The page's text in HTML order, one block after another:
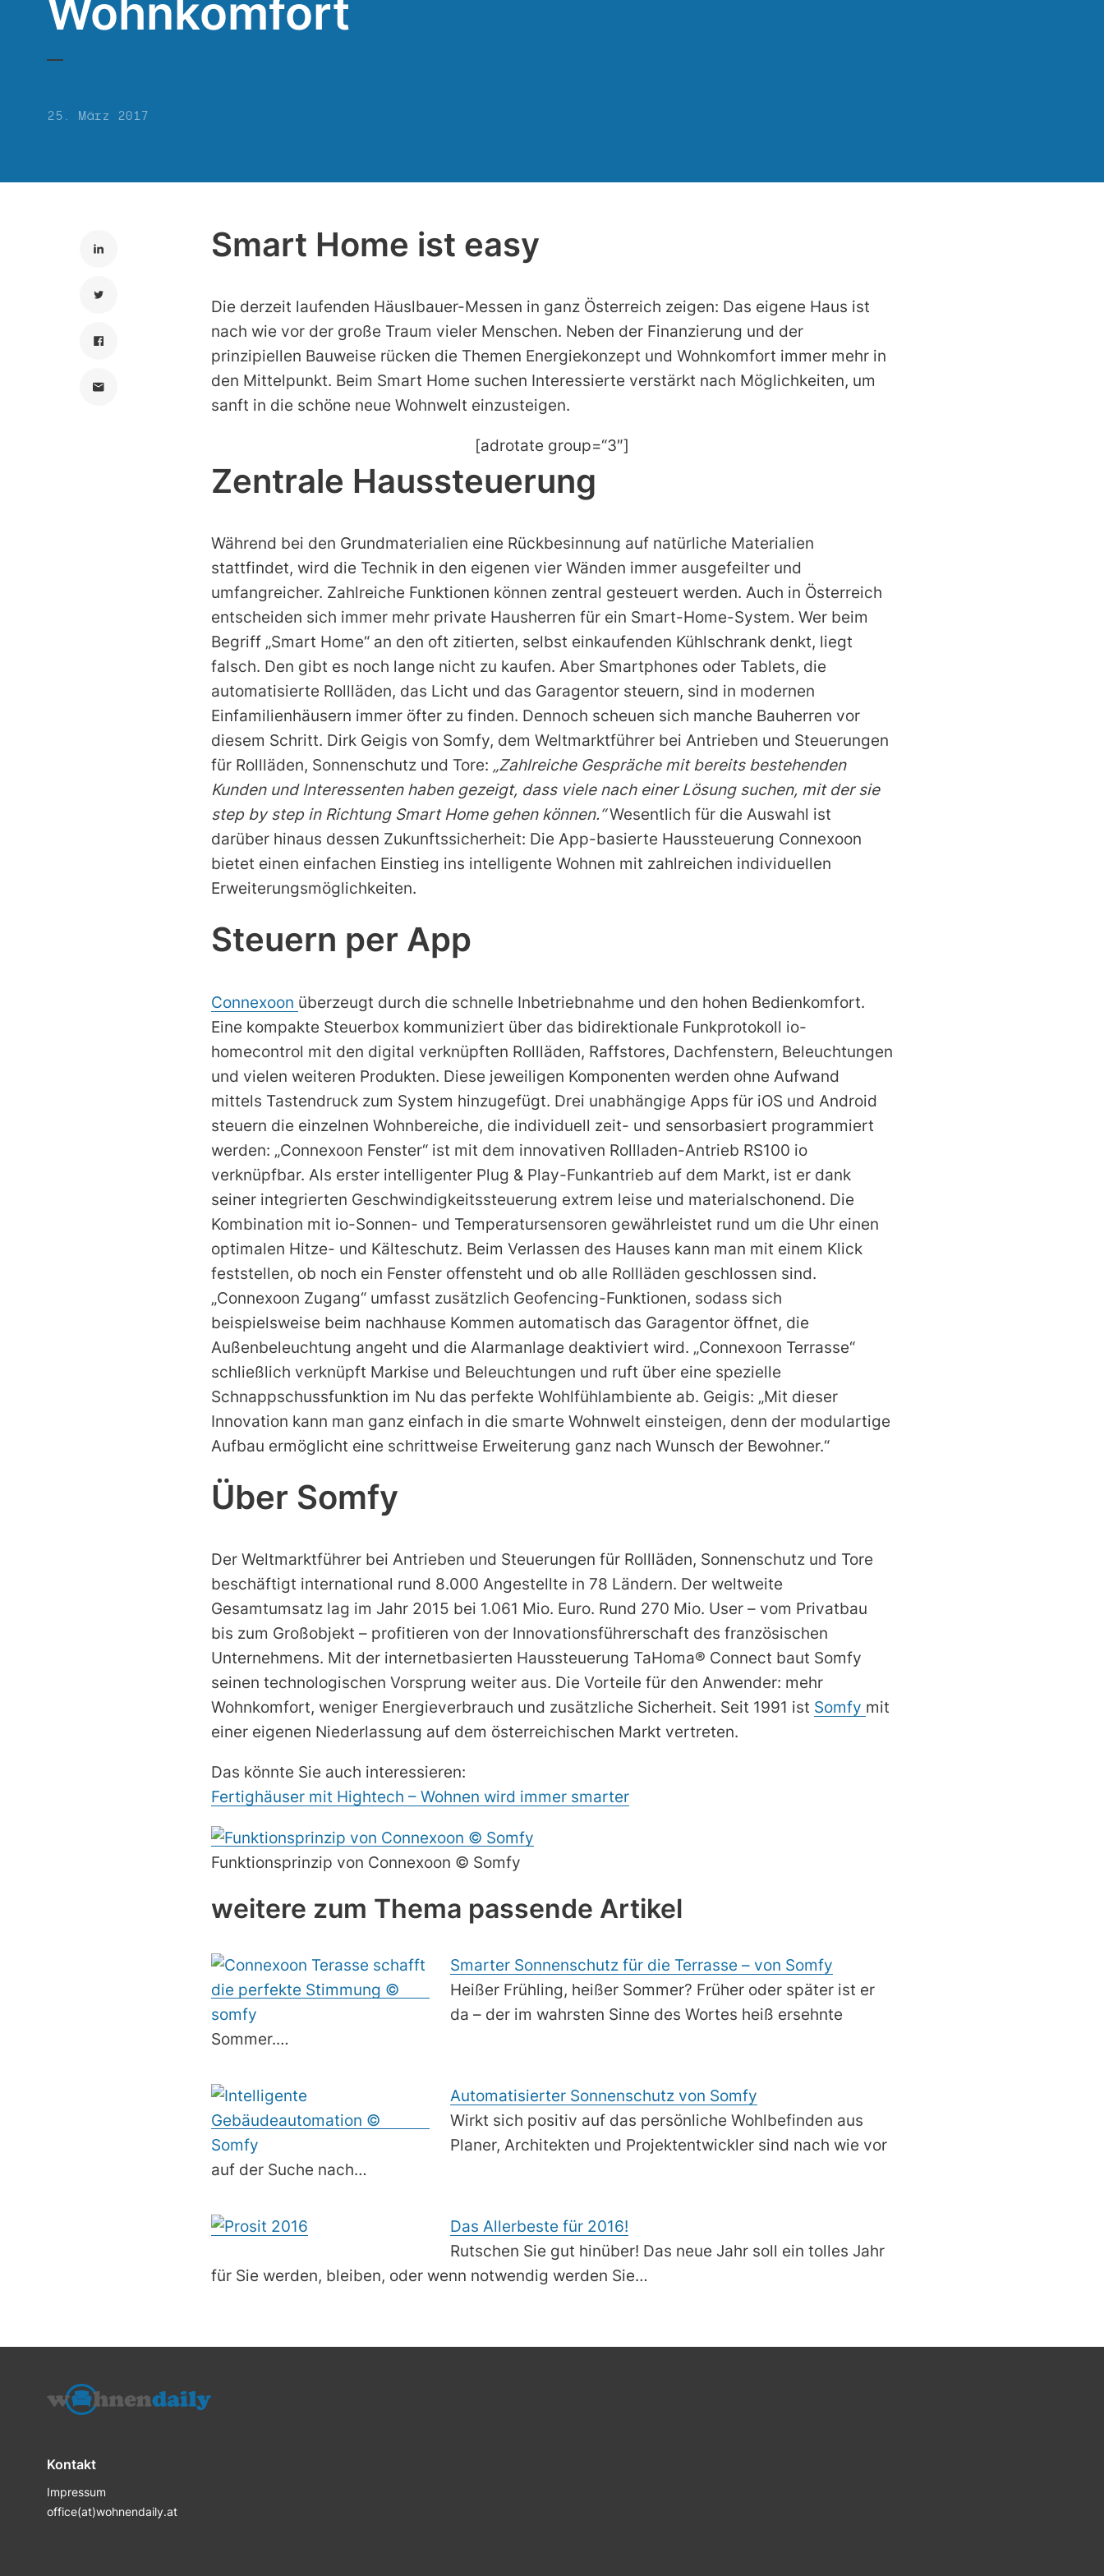
Wohnkomfort
25. März 2017
Smart Home ist easy
Die derzeit laufenden Häuslbauer-Messen in ganz Österreich zeigen: Das eigene Haus ist
nach wie vor der große Traum vieler Menschen. Neben der Finanzierung und der
prinzipiellen Bauweise rücken die Themen Energiekonzept und Wohnkomfort immer mehr in
den Mittelpunkt. Beim Smart Home suchen Interessierte verstärkt nach Möglichkeiten, um
sanft in die schöne neue Wohnwelt einzusteigen.
[adrotate group=“3″]
Zentrale Haussteuerung
Während bei den Grundmaterialien eine Rückbesinnung auf natürliche Materialien
stattfindet, wird die Technik in den eigenen vier Wänden immer ausgefeilter und
umfangreicher. Zahlreiche Funktionen können zentral gesteuert werden. Auch in Österreich
entscheiden sich immer mehr private Hausherren für ein Smart-Home-System. Wer beim
Begriff „Smart Home“ an den oft zitierten, selbst einkaufenden Kühlschrank denkt, liegt
falsch. Den gibt es noch lange nicht zu kaufen. Aber Smartphones oder Tablets, die
automatisierte Rollläden, das Licht und das Garagentor steuern, sind in modernen
Einfamilienhäusern immer öfter zu finden. Dennoch scheuen sich manche Bauherren vor
diesem Schritt. Dirk Geigis von Somfy, dem Weltmarktführer bei Antrieben und Steuerungen
für Rollläden, Sonnenschutz und Tore: „Zahlreiche Gespräche mit bereits bestehenden
Kunden und Interessenten haben gezeigt, dass viele nach einer Lösung suchen, mit der sie
step by step in Richtung Smart Home gehen können.“Wesentlich für die Auswahl ist
darüber hinaus dessen Zukunftssicherheit: Die App-basierte Haussteuerung Connexoon
bietet einen einfachen Einstieg ins intelligente Wohnen mit zahlreichen individuellen
Erweiterungsmöglichkeiten.
Steuern per App
Connexoon überzeugt durch die schnelle Inbetriebnahme und den hohen Bedienkomfort.
Eine kompakte Steuerbox kommuniziert über das bidirektionale Funkprotokoll io-
homecontrol mit den digital verknüpften Rollläden, Raffstores, Dachfenstern, Beleuchtungen
und vielen weiteren Produkten. Diese jeweiligen Komponenten werden ohne Aufwand
mittels Tastendruck zum System hinzugefügt. Drei unabhängige Apps für iOS und Android
steuern die einzelnen Wohnbereiche, die individuell zeit- und sensorbasiert programmiert
werden: „Connexoon Fenster“ ist mit dem innovativen Rollladen-Antrieb RS100 io
verknüpfbar. Als erster intelligenter Plug & Play-Funkantrieb auf dem Markt, ist er dank
seiner integrierten Geschwindigkeitssteuerung extrem leise und materialschonend. Die
Kombination mit io-Sonnen- und Temperatursensoren gewährleistet rund um die Uhr einen
optimalen Hitze- und Kälteschutz. Beim Verlassen des Hauses kann man mit einem Klick
feststellen, ob noch ein Fenster offensteht und ob alle Rollläden geschlossen sind.
„Connexoon Zugang“ umfasst zusätzlich Geofencing-Funktionen, sodass sich
beispielsweise beim nachhause Kommen automatisch das Garagentor öffnet, die
Außenbeleuchtung angeht und die Alarmanlage deaktiviert wird. „Connexoon Terrasse“
schließlich verknüpft Markise und Beleuchtungen und ruft über eine spezielle
Schnappschussfunktion im Nu das perfekte Wohlfühlambiente ab. Geigis: „Mit dieser
Innovation kann man ganz einfach in die smarte Wohnwelt einsteigen, denn der modulartige
Aufbau ermöglicht eine schrittweise Erweiterung ganz nach Wunsch der Bewohner.“
Über Somfy
Der Weltmarktführer bei Antrieben und Steuerungen für Rollläden, Sonnenschutz und Tore
beschäftigt international rund 8.000 Angestellte in 78 Ländern. Der weltweite
Gesamtumsatz lag im Jahr 2015 bei 1.061 Mio. Euro. Rund 270 Mio. User – vom Privatbau
bis zum Großobjekt – profitieren von der Innovationsführerschaft des französischen
Unternehmens. Mit der internetbasierten Haussteuerung TaHoma® Connect baut Somfy
seinen technologischen Vorsprung weiter aus. Die Vorteile für den Anwender: mehr
Wohnkomfort, weniger Energieverbrauch und zusätzliche Sicherheit. Seit 1991 ist Somfy mit
einer eigenen Niederlassung auf dem österreichischen Markt vertreten.
Das könnte Sie auch interessieren:
Fertighäuser mit Hightech – Wohnen wird immer smarter
Funktionsprinzip von Connexoon © Somfy
weitere zum Thema passende Artikel
Smarter Sonnenschutz für die Terrasse – von Somfy
Heißer Frühling, heißer Sommer? Früher oder später ist er
da – der im wahrsten Sinne des Wortes heiß ersehnte
Sommer.…
Automatisierter Sonnenschutz von Somfy
Wirkt sich positiv auf das persönliche Wohlbefinden aus
Planer, Architekten und Projektentwickler sind nach wie vor
auf der Suche nach…
Das Allerbeste für 2016!
Rutschen Sie gut hinüber! Das neue Jahr soll ein tolles Jahr
für Sie werden, bleiben, oder wenn notwendig werden Sie…
Kontakt
Impressum
office(at)wohnendaily.at